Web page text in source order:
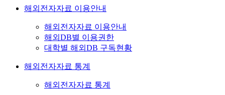
해외전자자료 이용안내
해외전자자료 이용안내
해외DB별 이용권한
대학별 해외DB 구독현황
해외전자자료 통계
해외전자자료 통계